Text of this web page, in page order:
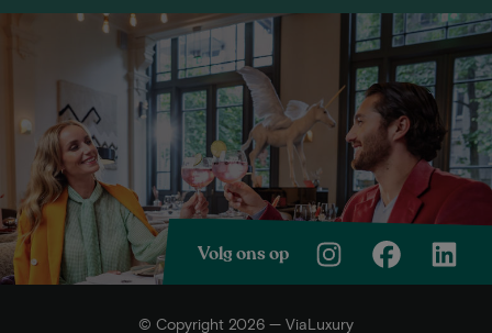
Volg ons op
© Copyright 2026 — ViaLuxury